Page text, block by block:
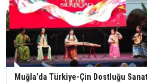
Muğla’da Türkiye-Çin Dostluğu